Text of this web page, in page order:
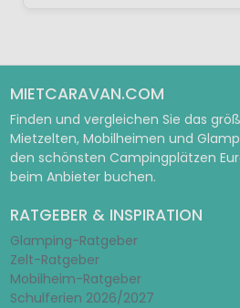
MIETCARAVAN.COM
Finden und vergleichen Sie das
Mietzelten, Mobilheimen und
den schönsten Campingplätzen
beim Anbieter buchen.
RATGEBER & INSPIRATION
Glamping-Ratgeber
Zelt-Ratgeber
Mobilheim-Ratgeber
Schulferien 2026/2027